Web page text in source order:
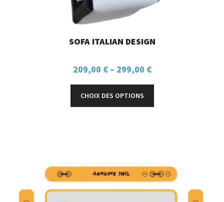
SOFA ITALIAN DESIGN
209,00 €– 299,00 €
CHOIX DES OPTIONS